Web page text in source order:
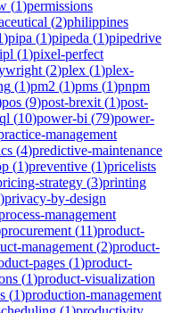
(1)permissions
(2)philippines
)pipa (1)pipeda (1)pipedrive
(1)pixel-perfect
(2)plex (1)plex-
(1)pm2 (1)pms (1)pnpm
pos (9)post-brexit (1)post-
(10)power-bi (79)power-
management
(4)predictive-maintenance
(1)preventive (1)pricelists
strategy (3)printing
)privacy-by-design
management
procurement (11)product-
management (2)product-
pages (1)product-
(1)product-visualization
(1)production-management